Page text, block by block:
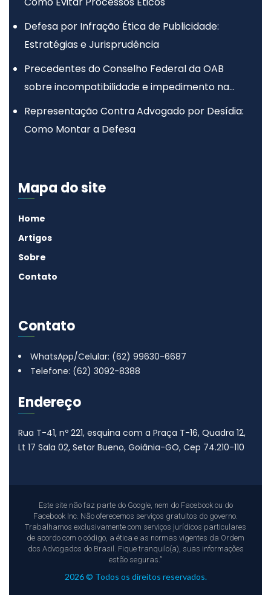
Defesa por Infração Ética de Publicidade:
Estratégias e Jurisprudência
Precedentes do Conselho Federal da OAB
sobre incompatibilidade e impedimento na
advocacia
Representação Contra Advogado por Desídia:
Como Montar a Defesa
Mapa do site
Home
Artigos
Sobre
Contato
Contato
WhatsApp/Celular: (62) 99630-6687
Telefone: (62) 3092-8388
Endereço
Rua T-41, nº 221, esquina com a Praça T-16, Quadra 12,
Lt 17 Sala 02, Setor Bueno, Goiânia-GO, Cep 74.210-110
Este site não faz parte do Google, nem do Facebook ou do
Facebook Inc. Não oferecemos serviços gratuitos do governo.
Trabalhamos exclusivamente com serviços jurídicos particulares
de acordo com o código, a ética e as normas vigentes da Ordem
dos Advogados do Brasil. Fique tranquilo(a), suas informações
estão seguras.”
2026 © Todos os direitos reservados.